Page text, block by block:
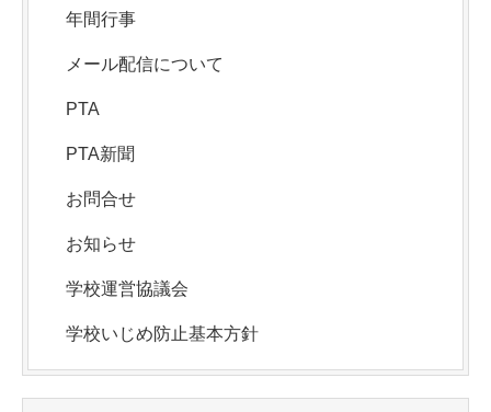
年間行事
メール配信について
PTA
PTA新聞
お問合せ
お知らせ
学校運営協議会
学校いじめ防止基本方針